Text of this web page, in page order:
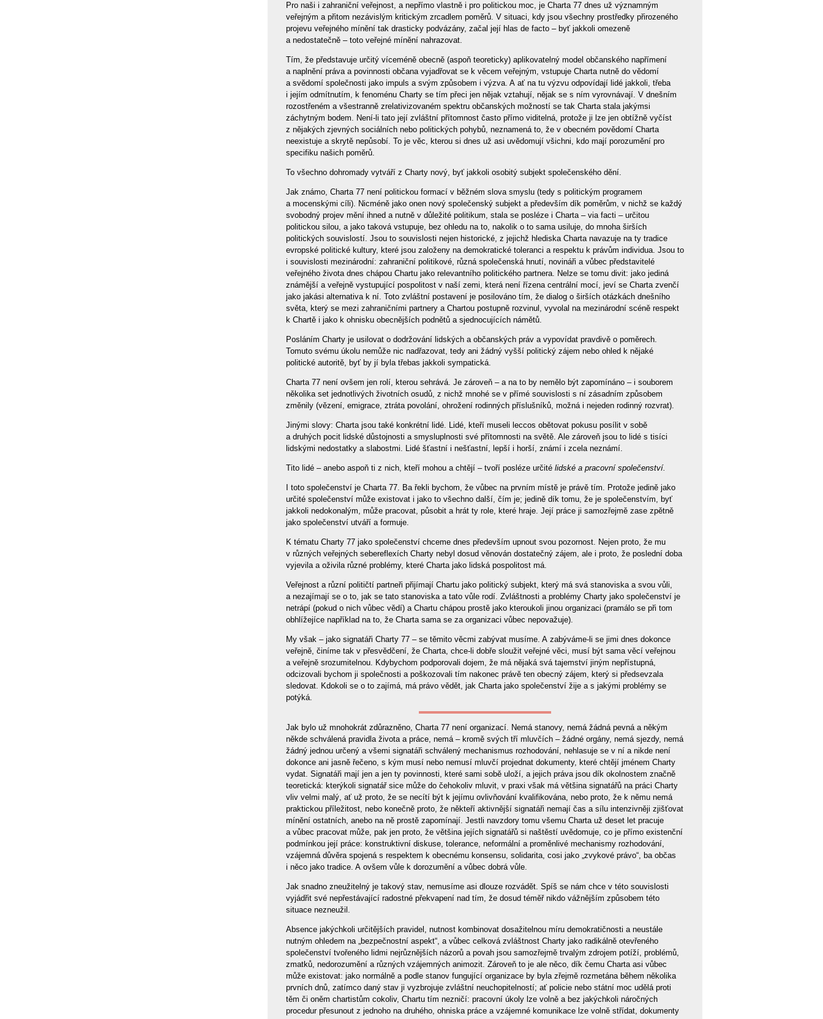
Pro naši i zahraniční veřejnost, a nepřímo vlastně i pro politickou moc, je Charta 77 dnes už významným
veřejným a přitom nezávislým kritickým zrcadlem poměrů. V situaci, kdy jsou všechny prostředky přirozeného
projevu veřejného mínění tak drasticky podvázány, začal její hlas de facto – byť jakkoli omezeně
a nedostatečně – toto veřejné mínění nahrazovat.
Tím, že představuje určitý víceméně obecně (aspoň teoreticky) aplikovatelný model občanského napřímení
a naplnění práva a povinnosti občana vyjadřovat se k věcem veřejným, vstupuje Charta nutně do vědomí
a svědomí společnosti jako impuls a svým způsobem i výzva. A ať na tu výzvu odpovídají lidé jakkoli, třeba
i jejím odmítnutím, k fenoménu Charty se tím přeci jen nějak vztahují, nějak se s ním vyrovnávají. V dnešním
rozostřeném a všestranně zrelativizovaném spektru občanských možností se tak Charta stala jakýmsi
záchytným bodem. Není-li tato její zvláštní přítomnost často přímo viditelná, protože ji lze jen obtížně vyčíst
z nějakých zjevných sociálních nebo politických pohybů, neznamená to, že v obecném povědomí Charta
neexistuje a skrytě nepůsobí. To je věc, kterou si dnes už asi uvědomují všichni, kdo mají porozumění pro
specifiku našich poměrů.
To všechno dohromady vytváří z Charty nový, byť jakkoli osobitý subjekt společenského dění.
Jak známo, Charta 77 není politickou formací v běžném slova smyslu (tedy s politickým programem
a mocenskými cíli). Nicméně jako onen nový společenský subjekt a především dík poměrům, v nichž se každý
svobodný projev mění ihned a nutně v důležité politikum, stala se posléze i Charta – via facti – určitou
politickou silou, a jako taková vstupuje, bez ohledu na to, nakolik o to sama usiluje, do mnoha širších
politických souvislostí. Jsou to souvislosti nejen historické, z jejichž hlediska Charta navazuje na ty tradice
evropské politické kultury, které jsou založeny na demokratické toleranci a respektu k právům individua. Jsou to
i souvislosti mezinárodní: zahraniční politikové, různá společenská hnutí, novináři a vůbec představitelé
veřejného života dnes chápou Chartu jako relevantního politického partnera. Nelze se tomu divit: jako jediná
známější a veřejně vystupující pospolitost v naší zemi, která není řízena centrální mocí, jeví se Charta zvenčí
jako jakási alternativa k ní. Toto zvláštní postavení je posilováno tím, že dialog o širších otázkách dnešního
světa, který se mezi zahraničními partnery a Chartou postupně rozvinul, vyvolal na mezinárodní scéně respekt
k Chartě i jako k ohnisku obecnějších podnětů a sjednocujících námětů.
Posláním Charty je usilovat o dodržování lidských a občanských práv a vypovídat pravdivě o poměrech.
Tomuto svému úkolu nemůže nic nadřazovat, tedy ani žádný vyšší politický zájem nebo ohled k nějaké
politické autoritě, byť by jí byla třebas jakkoli sympatická.
Charta 77 není ovšem jen rolí, kterou sehrává. Je zároveň – a na to by nemělo být zapomínáno – i souborem
několika set jednotlivých životních osudů, z nichž mnohé se v přímé souvislosti s ní zásadním způsobem
změnily (vězení, emigrace, ztráta povolání, ohrožení rodinných příslušníků, možná i nejeden rodinný rozvrat).
Jinými slovy: Charta jsou také konkrétní lidé. Lidé, kteří museli leccos obětovat pokusu posílit v sobě
a druhých pocit lidské důstojnosti a smysluplnosti své přítomnosti na světě. Ale zároveň jsou to lidé s tisíci
lidskými nedostatky a slabostmi. Lidé šťastní i nešťastní, lepší i horší, známí i zcela neznámí.
Tito lidé – anebo aspoň ti z nich, kteří mohou a chtějí – tvoří posléze určité lidské a pracovní společenství.
I toto společenství je Charta 77. Ba řekli bychom, že vůbec na prvním místě je právě tím. Protože jedině jako
určité společenství může existovat i jako to všechno další, čím je; jedině dík tomu, že je společenstvím, byť
jakkoli nedokonalým, může pracovat, působit a hrát ty role, které hraje. Její práce ji samozřejmě zase zpětně
jako společenství utváří a formuje.
K tématu Charty 77 jako společenství chceme dnes především upnout svou pozornost. Nejen proto, že mu
v různých veřejných sebereflexích Charty nebyl dosud věnován dostatečný zájem, ale i proto, že poslední doba
vyjevila a oživila různé problémy, které Charta jako lidská pospolitost má.
Veřejnost a různí političtí partneři přijímají Chartu jako politický subjekt, který má svá stanoviska a svou vůli,
a nezajímají se o to, jak se tato stanoviska a tato vůle rodí. Zvláštnosti a problémy Charty jako společenství je
netrápí (pokud o nich vůbec vědí) a Chartu chápou prostě jako kteroukoli jinou organizaci (pramálo se při tom
obhlížejíce například na to, že Charta sama se za organizaci vůbec nepovažuje).
My však – jako signatáři Charty 77 – se těmito věcmi zabývat musíme. A zabýváme-li se jimi dnes dokonce
veřejně, činíme tak v přesvědčení, že Charta, chce-li dobře sloužit veřejné věci, musí být sama věcí veřejnou
a veřejně srozumitelnou. Kdybychom podporovali dojem, že má nějaká svá tajemství jiným nepřístupná,
odcizovali bychom ji společnosti a poškozovali tím nakonec právě ten obecný zájem, který si předsevzala
sledovat. Kdokoli se o to zajímá, má právo vědět, jak Charta jako společenství žije a s jakými problémy se
potýká.
Jak bylo už mnohokrát zdůrazněno, Charta 77 není organizací. Nemá stanovy, nemá žádná pevná a někým
někde schválená pravidla života a práce, nemá – kromě svých tří mluvčích – žádné orgány, nemá sjezdy, nemá
žádný jednou určený a všemi signatáři schválený mechanismus rozhodování, nehlasuje se v ní a nikde není
dokonce ani jasně řečeno, s kým musí nebo nemusí mluvčí projednat dokumenty, které chtějí jménem Charty
vydat. Signatáři mají jen a jen ty povinnosti, které sami sobě uloží, a jejich práva jsou dík okolnostem značně
teoretická: kterýkoli signatář sice může do čehokoliv mluvit, v praxi však má většina signatářů na práci Charty
vliv velmi malý, ať už proto, že se necítí být k jejímu ovlivňování kvalifikována, nebo proto, že k němu nemá
praktickou příležitost, nebo konečně proto, že někteří aktivnější signatáři nemají čas a sílu intenzivněji zjišťovat
mínění ostatních, anebo na ně prostě zapomínají. Jestli navzdory tomu všemu Charta už deset let pracuje
a vůbec pracovat může, pak jen proto, že většina jejích signatářů si naštěstí uvědomuje, co je přímo existenční
podmínkou její práce: konstruktivní diskuse, tolerance, neformální a proměnlivé mechanismy rozhodování,
vzájemná důvěra spojená s respektem k obecnému konsensu, solidarita, cosi jako „zvykové právo“, ba občas
i něco jako tradice. A ovšem vůle k dorozumění a vůbec dobrá vůle.
Jak snadno zneužitelný je takový stav, nemusíme asi dlouze rozvádět. Spíš se nám chce v této souvislosti
vyjádřit své nepřestávající radostné překvapení nad tím, že dosud téměř nikdo vážnějším způsobem této
situace nezneužil.
Absence jakýchkoli určitějších pravidel, nutnost kombinovat dosažitelnou míru demokratičnosti a neustále
nutným ohledem na „bezpečnostní aspekt“, a vůbec celková zvláštnost Charty jako radikálně otevřeného
společenství tvořeného lidmi nejrůznějších názorů a povah jsou samozřejmě trvalým zdrojem potíží, problémů,
zmatků, nedorozumění a různých vzájemných animozit. Zároveň to je ale něco, dík čemu Charta asi vůbec
může existovat: jako normálně a podle stanov fungující organizace by byla zřejmě rozmetána během několika
prvních dnů, zatímco daný stav ji vyzbrojuje zvláštní neuchopitelností; ať policie nebo státní moc udělá proti
těm či oněm chartistům cokoliv, Chartu tím nezničí: pracovní úkoly lze volně a bez jakýchkoli náročných
procedur přesunout z jednoho na druhého, ohniska práce a vzájemné komunikace lze volně střídat, dokumenty